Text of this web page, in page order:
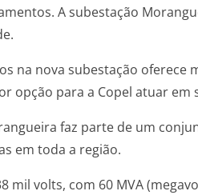
A subestação
na nova subestação oferece
opção para a Copel atuar
faz parte de um
em toda a região.
mil volts, com 60 MVA